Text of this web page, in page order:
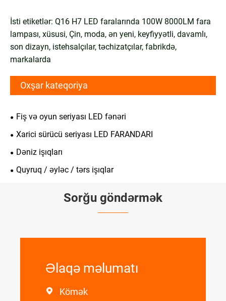
İsti etiketlər: Q16 H7 LED faralarında 100W 8000LM fara
lampası, xüsusi, Çin, moda, ən yeni, keyfiyyətli, davamlı,
son dizayn, istehsalçılar, təchizatçılar, fabrikdə,
markalarda
Oxşar kateqoriya
Fiş və oyun seriyası LED fənəri
Xarici sürücü seriyası LED FARANDARI
Dəniz işıqları
Quyruq / əyləc / tərs işıqlar
Sorğu göndərmək
Əlaqə məlumatı
 Kömək